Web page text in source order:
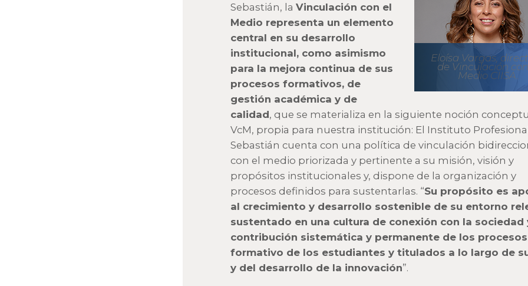
Eloísa Vargas,
de Vinculación
Medio CIISA.
Sebastián, la Vinculación con el
Medio representa un elemento
central en su desarrollo
institucional, como asimismo
para la mejora continua de sus
procesos formativos, de
gestión académica y de
calidad, que se materializa en la siguiente noción
VcM, propia para nuestra institución: El Instituto
Sebastián cuenta con una política de vinculación
con el medio priorizada y pertinente a su misión, visión y
propósitos institucionales y, dispone de la organización y
procesos definidos para sustentarlas. “Su propósito es
al crecimiento y desarrollo sostenible de su entorno
sustentado en una cultura de conexión con la sociedad
contribución sistemática y permanente de los procesos
formativo de los estudiantes y titulados a lo largo de
y del desarrollo de la innovación”.